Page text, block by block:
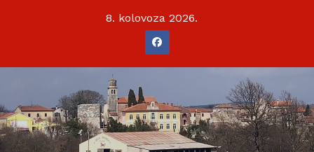
8. kolovoza 2026.